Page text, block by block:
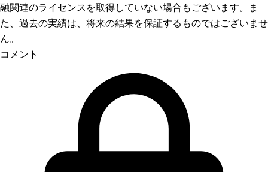
融関連のライセンスを取得していない場合もございます。ま
た、過去の実績は、将来の結果を保証するものではございませ
ん。
コメント